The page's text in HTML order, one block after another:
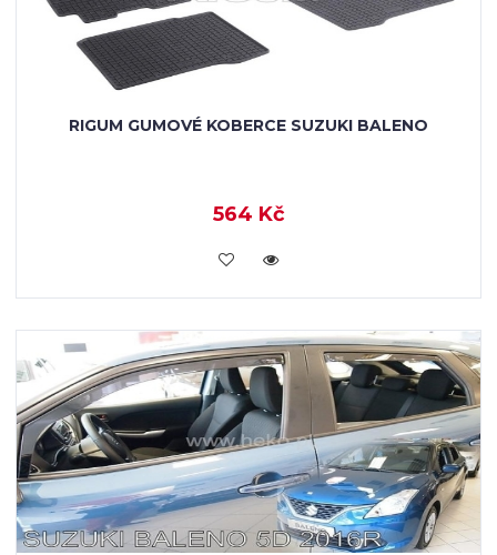
RIGUM GUMOVÉ KOBERCE SUZUKI BALENO
564 Kč
KOUPIT